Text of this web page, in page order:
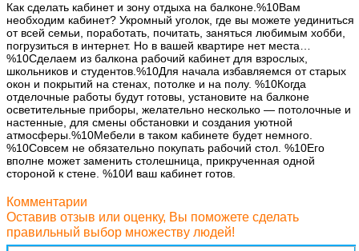
Как сделать кабинет и зону отдыха на балконе.%10Вам
необходим кабинет? Укромный уголок, где вы можете уединиться
от всей семьи, поработать, почитать, заняться любимым хобби,
погрузиться в интернет. Но в вашей квартире нет места…
%10Сделаем из балкона рабочий кабинет для взрослых,
школьников и студентов.%10Для начала избавляемся от старых
окон и покрытий на стенах, потолке и на полу. %10Когда
отделочные работы будут готовы, установите на балконе
осветительные приборы, желательно несколько — потолочные и
настенные, для смены обстановки и создания уютной
атмосферы.%10Мебели в таком кабинете будет немного.
%10Совсем не обязательно покупать рабочий стол. %10Его
вполне может заменить столешница, прикрученная одной
стороной к стене. %10И ваш кабинет готов.
Комментарии
Оставив отзыв или оценку, Вы поможете сделать
правильный выбор множеству людей!